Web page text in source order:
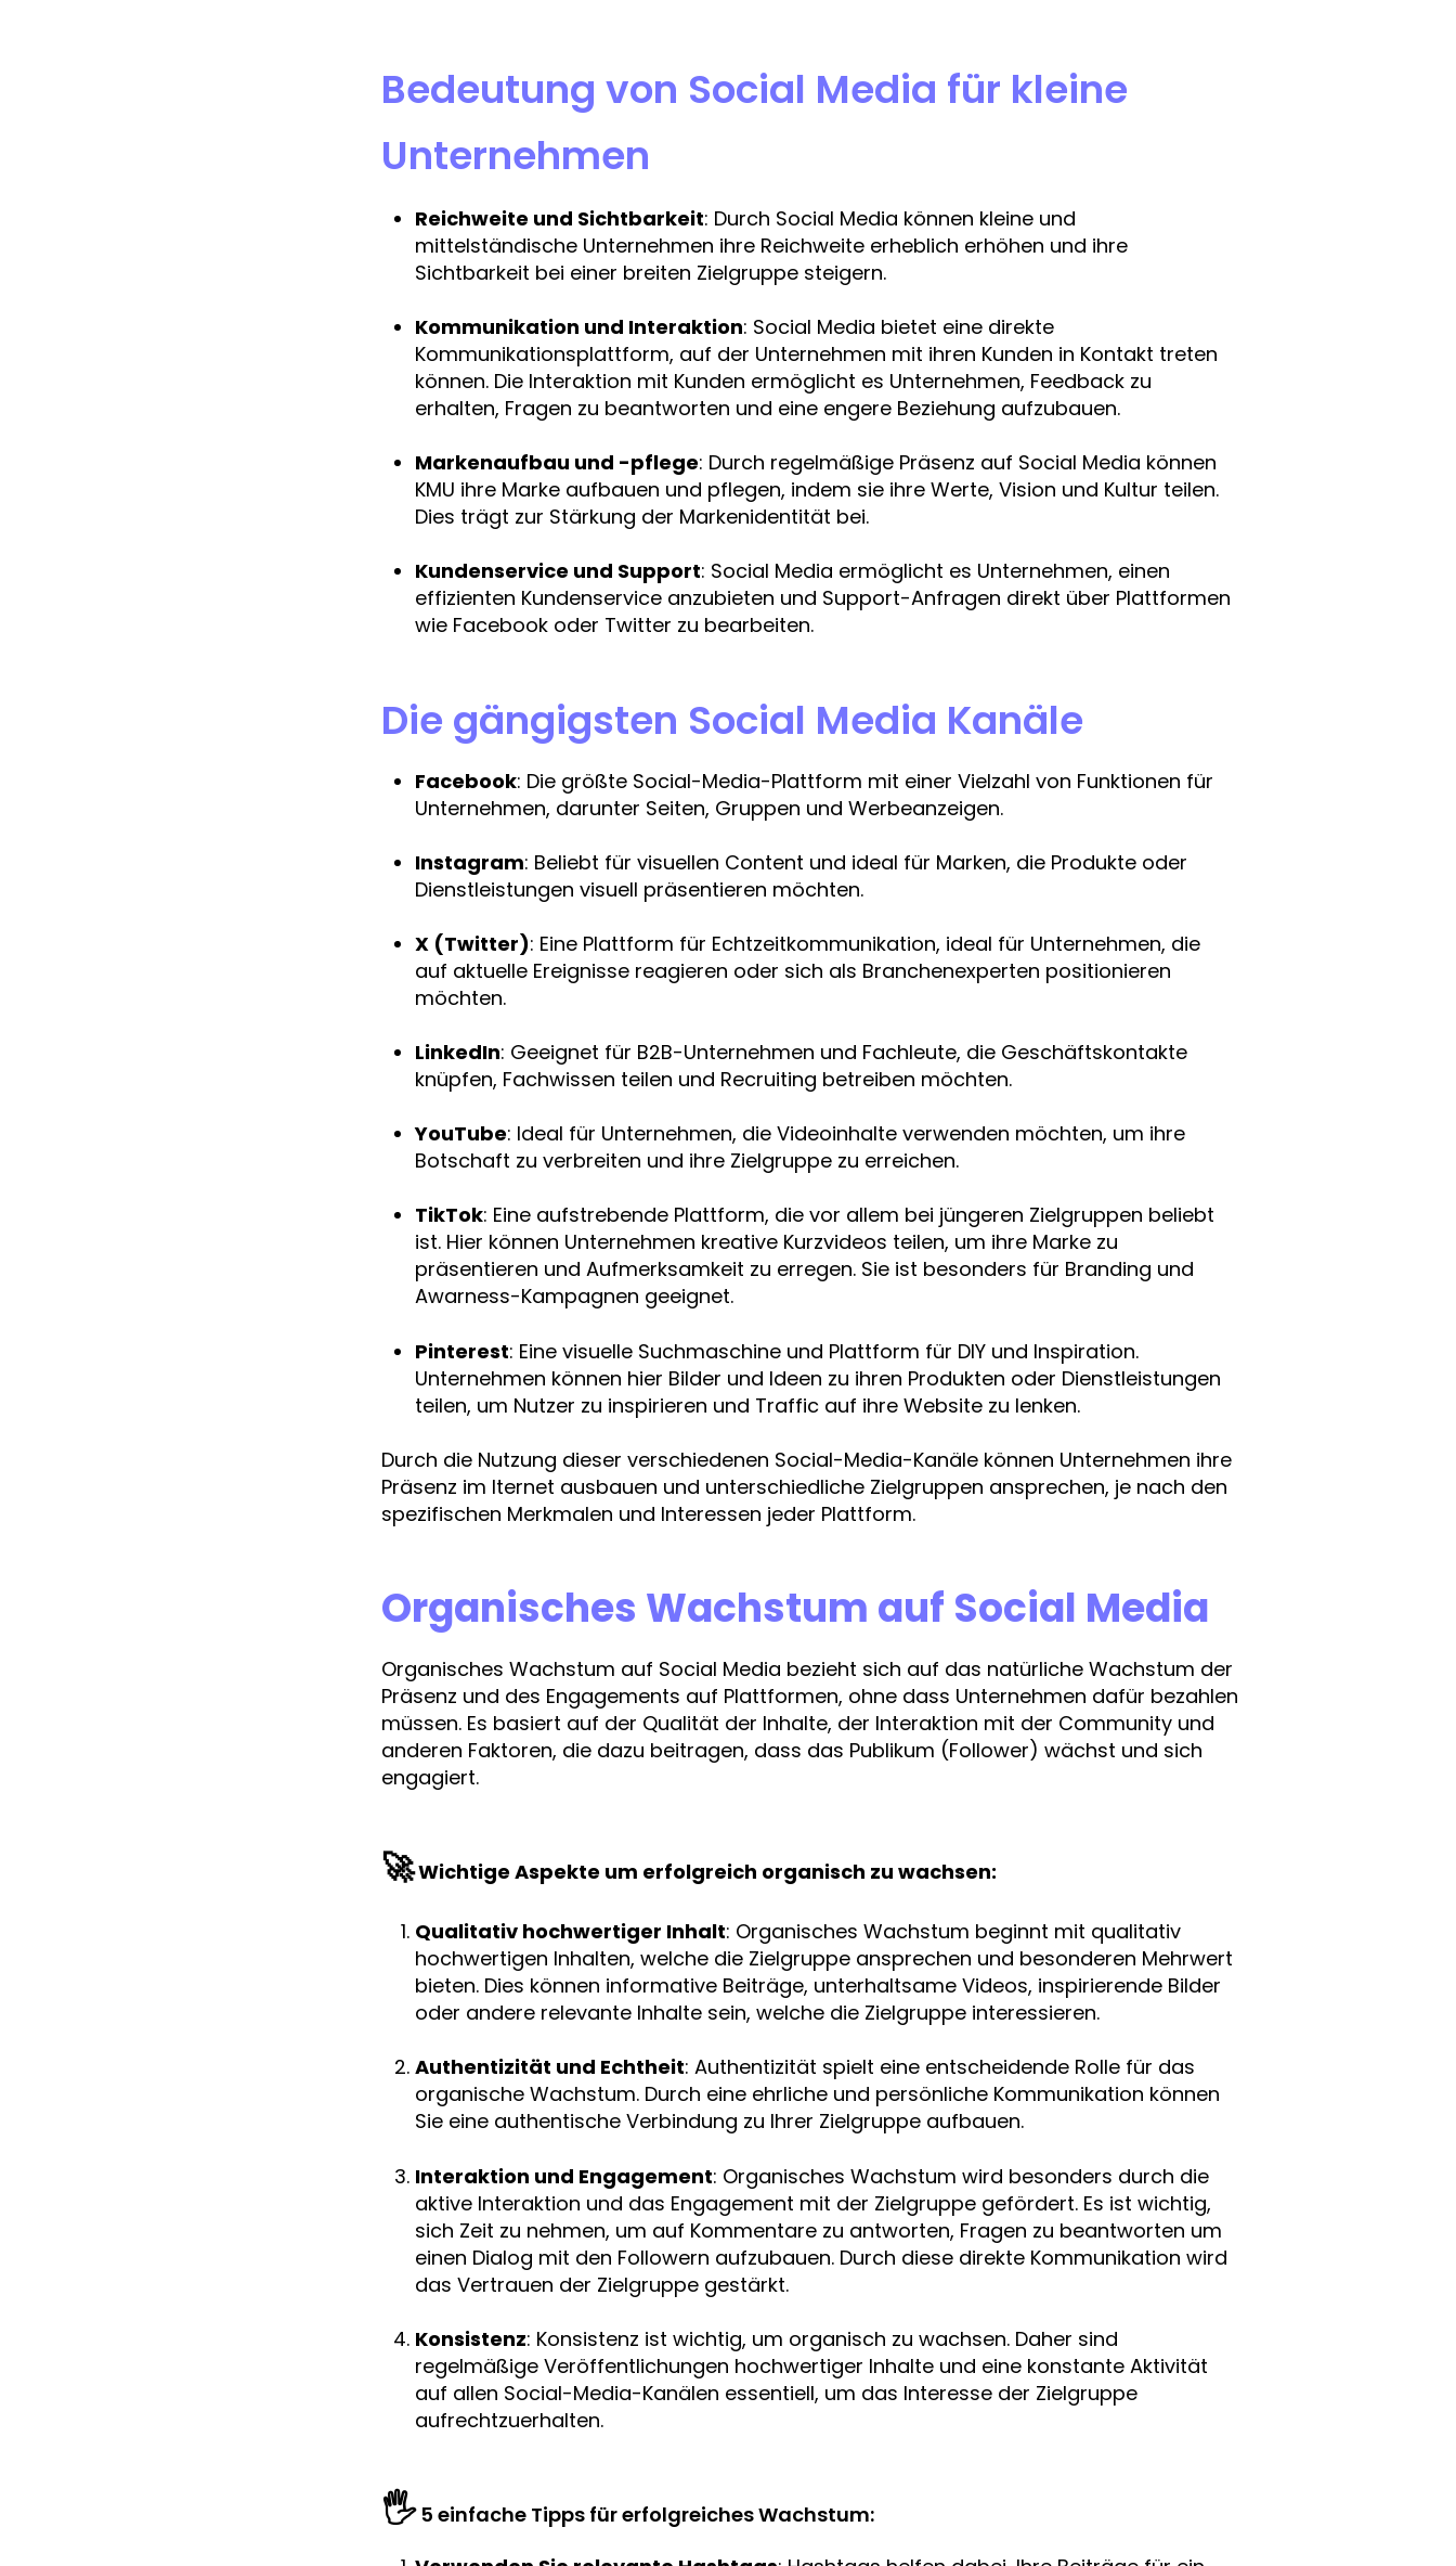
Bedeutung von Social Media für kleine
Unternehmen
Reichweite und Sichtbarkeit: Durch Social Media können kleine und
mittelständische Unternehmen ihre Reichweite erheblich erhöhen und ihre
Sichtbarkeit bei einer breiten Zielgruppe steigern.
Kommunikation und Interaktion: Social Media bietet eine direkte
Kommunikationsplattform, auf der Unternehmen mit ihren Kunden in Kontakt treten
können. Die Interaktion mit Kunden ermöglicht es Unternehmen, Feedback zu
erhalten, Fragen zu beantworten und eine engere Beziehung aufzubauen.
Markenaufbau und -pflege: Durch regelmäßige Präsenz auf Social Media können
KMU ihre Marke aufbauen und pflegen, indem sie ihre Werte, Vision und Kultur teilen.
Dies trägt zur Stärkung der Markenidentität bei.
Kundenservice und Support: Social Media ermöglicht es Unternehmen, einen
effizienten Kundenservice anzubieten und Support-Anfragen direkt über Plattformen
wie Facebook oder Twitter zu bearbeiten.
Die gängigsten Social Media Kanäle
Facebook: Die größte Social-Media-Plattform mit einer Vielzahl von Funktionen für
Unternehmen, darunter Seiten, Gruppen und Werbeanzeigen.
Instagram: Beliebt für visuellen Content und ideal für Marken, die Produkte oder
Dienstleistungen visuell präsentieren möchten.
X (Twitter): Eine Plattform für Echtzeitkommunikation, ideal für Unternehmen, die
auf aktuelle Ereignisse reagieren oder sich als Branchenexperten positionieren
möchten.
LinkedIn: Geeignet für B2B-Unternehmen und Fachleute, die Geschäftskontakte
knüpfen, Fachwissen teilen und Recruiting betreiben möchten.
YouTube: Ideal für Unternehmen, die Videoinhalte verwenden möchten, um ihre
Botschaft zu verbreiten und ihre Zielgruppe zu erreichen.
TikTok: Eine aufstrebende Plattform, die vor allem bei jüngeren Zielgruppen beliebt
ist. Hier können Unternehmen kreative Kurzvideos teilen, um ihre Marke zu
präsentieren und Aufmerksamkeit zu erregen. Sie ist besonders für Branding und
Awarness-Kampagnen geeignet.
Pinterest: Eine visuelle Suchmaschine und Plattform für DIY und Inspiration.
Unternehmen können hier Bilder und Ideen zu ihren Produkten oder Dienstleistungen
teilen, um Nutzer zu inspirieren und Traffic auf ihre Website zu lenken.
Durch die Nutzung dieser verschiedenen Social-Media-Kanäle können Unternehmen ihre
Präsenz im Iternet ausbauen und unterschiedliche Zielgruppen ansprechen, je nach den
spezifischen Merkmalen und Interessen jeder Plattform.
Organisches Wachstum auf Social Media
Organisches Wachstum auf Social Media bezieht sich auf das natürliche Wachstum der
Präsenz und des Engagements auf Plattformen, ohne dass Unternehmen dafür bezahlen
müssen. Es basiert auf der Qualität der Inhalte, der Interaktion mit der Community und
anderen Faktoren, die dazu beitragen, dass das Publikum (Follower) wächst und sich
engagiert.
🚀Wichtige Aspekte um erfolgreich organisch zu wachsen:
Qualitativ hochwertiger Inhalt: Organisches Wachstum beginnt mit qualitativ
hochwertigen Inhalten, welche die Zielgruppe ansprechen und besonderen Mehrwert
bieten. Dies können informative Beiträge, unterhaltsame Videos, inspirierende Bilder
oder andere relevante Inhalte sein, welche die Zielgruppe interessieren.
Authentizität und Echtheit: Authentizität spielt eine entscheidende Rolle für das
organische Wachstum. Durch eine ehrliche und persönliche Kommunikation können
Sie eine authentische Verbindung zu Ihrer Zielgruppe aufbauen.
Interaktion und Engagement: Organisches Wachstum wird besonders durch die
aktive Interaktion und das Engagement mit der Zielgruppe gefördert. Es ist wichtig,
sich Zeit zu nehmen, um auf Kommentare zu antworten, Fragen zu beantworten um
einen Dialog mit den Followern aufzubauen. Durch diese direkte Kommunikation wird
das Vertrauen der Zielgruppe gestärkt.
Konsistenz: Konsistenz ist wichtig, um organisch zu wachsen. Daher sind
regelmäßige Veröffentlichungen hochwertiger Inhalte und eine konstante Aktivität
auf allen Social-Media-Kanälen essentiell, um das Interesse der Zielgruppe
aufrechtzuerhalten.
🖐️5 einfache Tipps für erfolgreiches Wachstum: